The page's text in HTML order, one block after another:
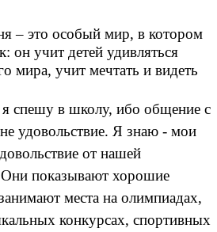
это особый мир, в котором
он учит детей удивляться
мира, учит мечтать и видеть
в школу, ибо общение с
удовольствие. Я знаю - мои
от нашей
показывают хорошие
места на олимпиадах,
конкурсах, спортивных